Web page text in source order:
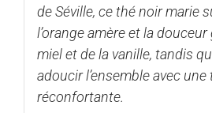
de Séville, ce thé noir marie
l’orange amère et la
miel et de la vanille, tandis
adoucir l’ensemble avec
réconfortante.